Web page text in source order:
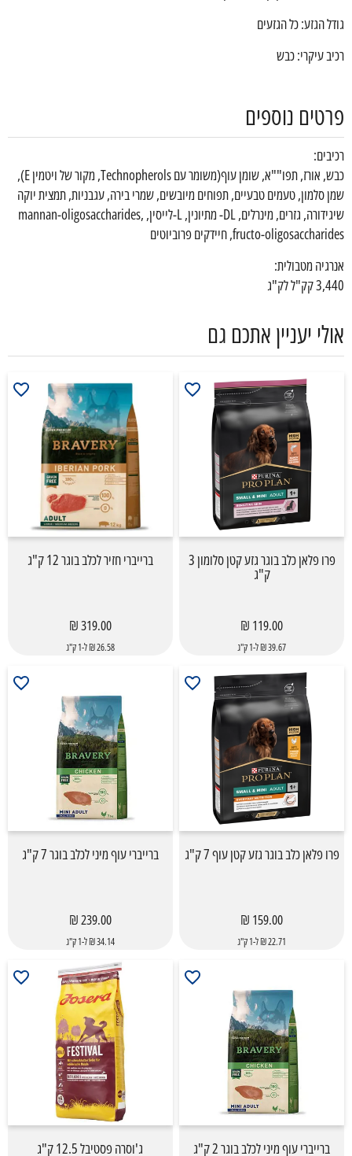
גודל הגזע: כל הגזעים
רכיב עיקרי: כבש
פרטים נוספים
רכיבים:
כבש, אורז, תפו""א, שומן עוף(משומר עם Technopherols, מקור של ויטמין E),
שמן סלמון, טעמים טבעיים, תפוחים מיובשים, שמרי בירה, עגבניות, תמצית יוקה
שיגידורה, גזרים, מינרלים, DL- מתיונין, L-לייסין, mannan-oligosaccharides,
fructo-oligosaccharides, חיידקים פרוביוטים
אנרגיה מטבולית:
3,440 קק"ל לק"ג
אולי יעניין אתכם גם
פרו פלאן כלב בוגר גזע קטן סלומון 3
ק"ג
119.00 ₪
39.67 ₪ ל-1 ק"ג
ברייברי חזיר לכלב בוגר 12 ק"ג
319.00 ₪
26.58 ₪ ל-1 ק"ג
פרו פלאן כלב בוגר גזע קטן עוף 7 ק"ג
159.00 ₪
22.71 ₪ ל-1 ק"ג
ברייברי עוף מיני לכלב בוגר 7 ק"ג
239.00 ₪
34.14 ₪ ל-1 ק"ג
ברייברי עוף מיני לכלב בוגר 2 ק"ג ג'וסרה פסטיבל 12.5 ק"ג